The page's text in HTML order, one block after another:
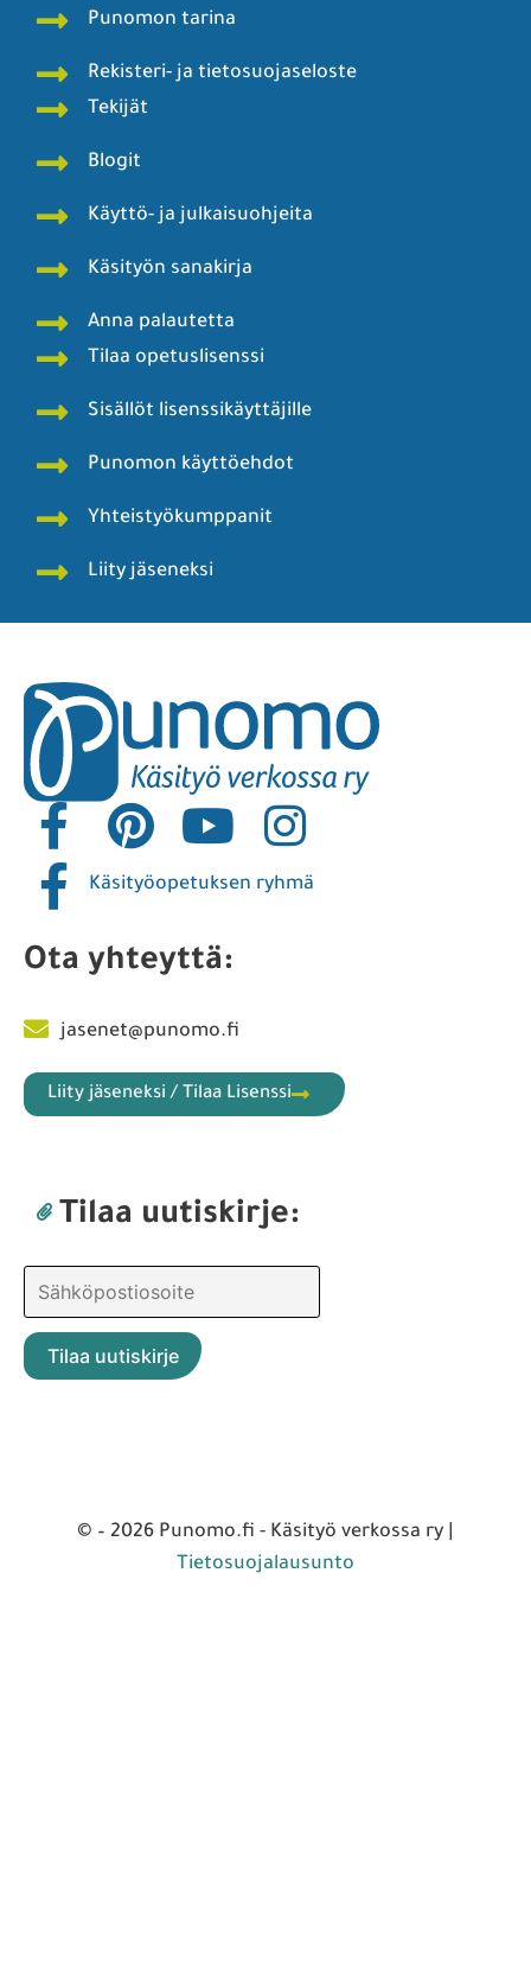
Punomon tarina
Rekisteri- ja tietosuojaseloste
Tekijät
Blogit
Käyttö- ja julkaisuohjeita
Käsityön sanakirja
Anna palautetta
Tilaa opetuslisenssi
Sisällöt lisenssikäyttäjille
Punomon käyttöehdot
Yhteistyökumppanit
Liity jäseneksi
Käsityöopetuksen ryhmä
Ota yhteyttä:
jasenet@punomo.fi
Liity jäseneksi / Tilaa Lisenssi
Tilaa uutiskirje:
© – 2026 Punomo.fi - Käsityö verkossa ry |
Tietosuojalausunto